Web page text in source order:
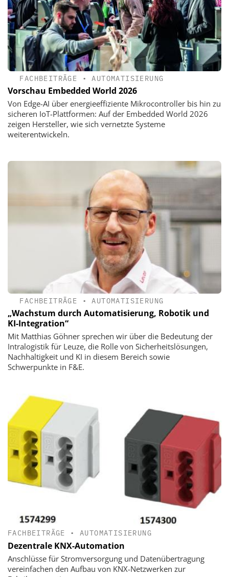
FACHBEITRÄGE •AUTOMATISIERUNG
Vorschau Embedded World 2026
Von Edge-AI über energieeffiziente Mikrocontroller bis hin zu
sicheren IoT-Plattformen: Auf der Embedded World 2026
zeigen Hersteller, wie sich vernetzte Systeme
weiterentwickeln.
FACHBEITRÄGE •AUTOMATISIERUNG
„Wachstum durch ­Automatisierung, Robotik und
KI-Integration“
Mit Matthias Göhner sprechen wir über die Bedeutung der
Intralogistik für Leuze, die Rolle von Sicherheitslösungen,
Nachhaltigkeit und KI in diesem Bereich sowie
Schwerpunkte in F&E.
FACHBEITRÄGE •AUTOMATISIERUNG
Dezentrale KNX-Automation
Anschlüsse für Stromversorgung und Datenübertragung
vereinfachen den Aufbau von KNX-Netzwerken zur